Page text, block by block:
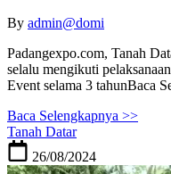
By admin@domi
Padangexpo.com, Tanah
selalu mengikuti
Event selama 3 tahunBaca
Baca Selengkapnya >>
Tanah Datar
26/08/2024